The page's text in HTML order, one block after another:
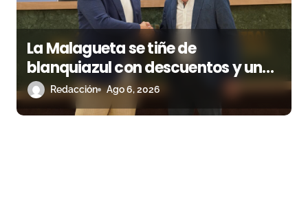
La Malagueta se tiñe de
blanquiazul con descuentos y una
corrida homenaje al Málaga CF
Redacción Ago 6, 2026